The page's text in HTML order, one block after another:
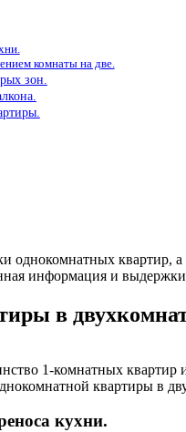
комнаты на две.
зон.
квартир,
информация и выдержки
в
1-комнатных квартир
квартиры
кухни.